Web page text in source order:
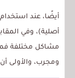
أيضًا، عند
أصلية)، وفي
مشاكل مختلفة
ومجرب، والأولى